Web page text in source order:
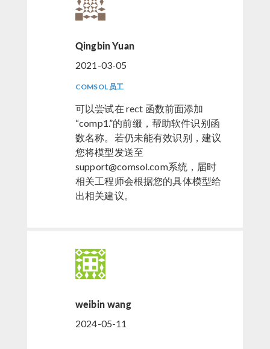
Qingbin Yuan
2021-03-05
COMSOL 员工
可以尝试在 rect 函数前面添加
“comp1.”的前缀，帮助软件识别函
数名称。若仍未能有效识别，建议
您将模型发送至
support@comsol.com系统，届时
相关工程师会根据您的具体模型给
出相关建议。
weibin wang
2024-05-11